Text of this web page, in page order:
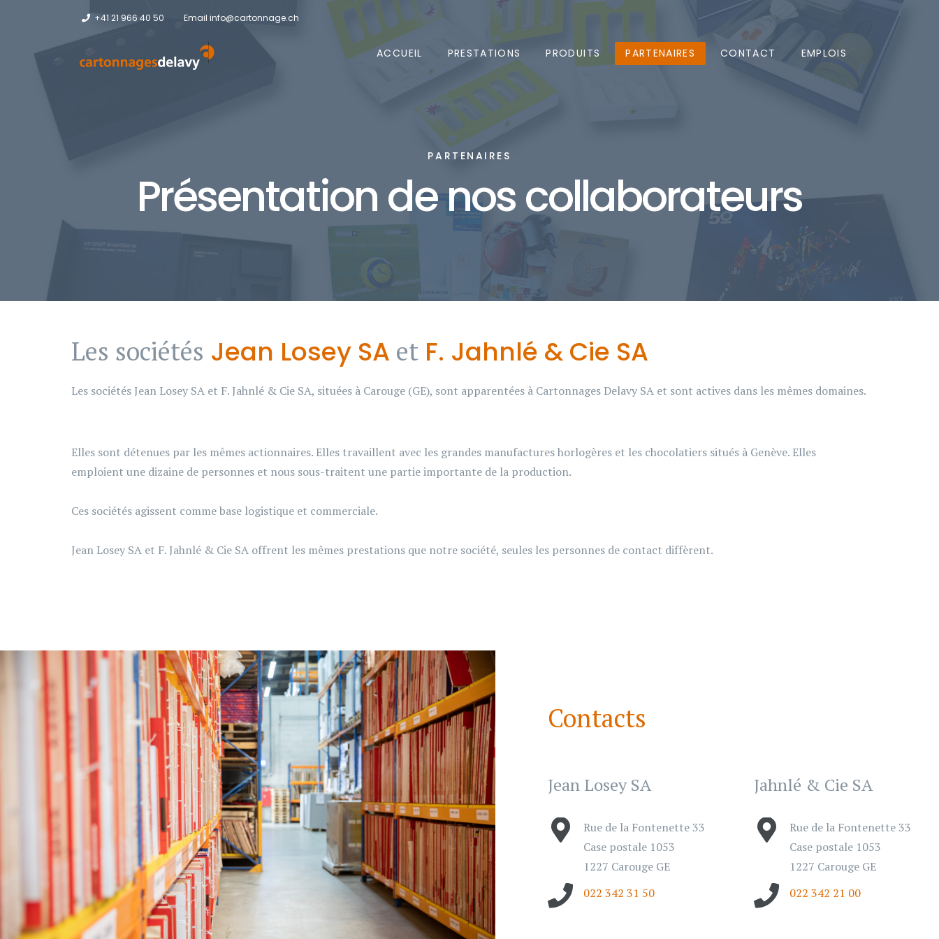
+41 21 966 40 50 Email info@cartonnage.ch
ACCUEIL PRESTATIONS PRODUITS PARTENAIRES CONTACT EMPLOIS
PARTENAIRES
Présentation de nos collaborateurs
Les sociétés Jean Losey SA et F. Jahnlé & Cie SA
Les sociétés Jean Losey SA et F. Jahnlé & Cie SA, situées à Carouge (GE), sont apparentées à Cartonnages Delavy SA et sont actives dans les mêmes domaines.
Elles sont détenues par les mêmes actionnaires. Elles travaillent avec les grandes manufactures horlogères et les chocolatiers situés à Genève. Elles
emploient une dizaine de personnes et nous sous-traitent une partie importante de la production.
Ces sociétés agissent comme base logistique et commerciale.
Jean Losey SA et F. Jahnlé & Cie SA offrent les mêmes prestations que notre société, seules les personnes de contact diffèrent.
Contacts
Jean Losey SA
Rue de la Fontenette 33
Case postale 1053
1227 Carouge GE
022 342 31 50
Jahnlé & Cie SA
Rue de la Fontenette 33
Case postale 1053
1227 Carouge GE
022 342 21 00